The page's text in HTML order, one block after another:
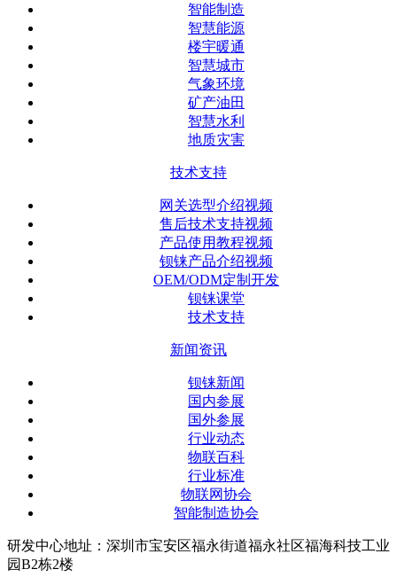
智能制造
智慧能源
楼宇暖通
智慧城市
气象环境
矿产油田
智慧水利
地质灾害
技术支持
网关选型介绍视频
售后技术支持视频
产品使用教程视频
钡铼产品介绍视频
OEM/ODM定制开发
钡铼课堂
技术支持
新闻资讯
钡铼新闻
国内参展
国外参展
行业动态
物联百科
行业标准
物联网协会
智能制造协会
研发中心地址：深圳市宝安区福永街道福永社区福海科技工业
园B2栋2楼